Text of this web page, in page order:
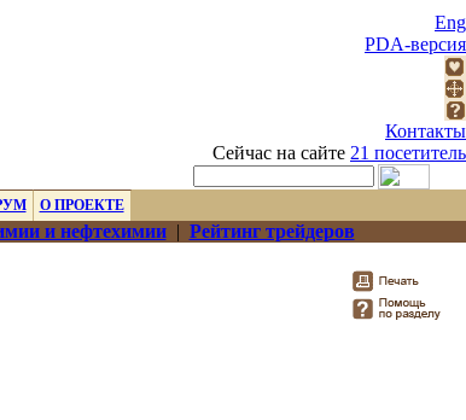
Eng
PDA-версия
Контакты
Сейчас на сайте 21 посетитель
О ПРОЕКТЕ
и нефтехимии| Рейтинг трейдеров